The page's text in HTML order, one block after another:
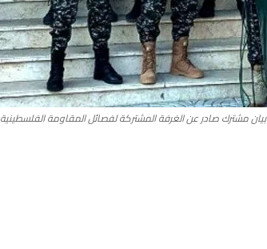
بيان مشترك صادر عن الغرفة المشتركة لفصائل المقاومة الفلسطينية